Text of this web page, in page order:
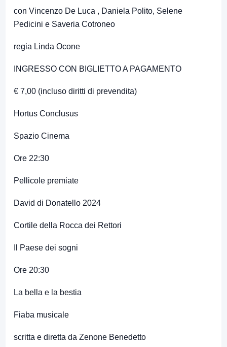
con Vincenzo De Luca , Daniela Polito, Selene
Pedicini e Saveria Cotroneo
regia Linda Ocone
INGRESSO CON BIGLIETTO A PAGAMENTO
€ 7,00 (incluso diritti di prevendita)
Hortus Conclusus
Spazio Cinema
Ore 22:30
Pellicole premiate
David di Donatello 2024
Cortile della Rocca dei Rettori
Il Paese dei sogni
Ore 20:30
La bella e la bestia
Fiaba musicale
scritta e diretta da Zenone Benedetto